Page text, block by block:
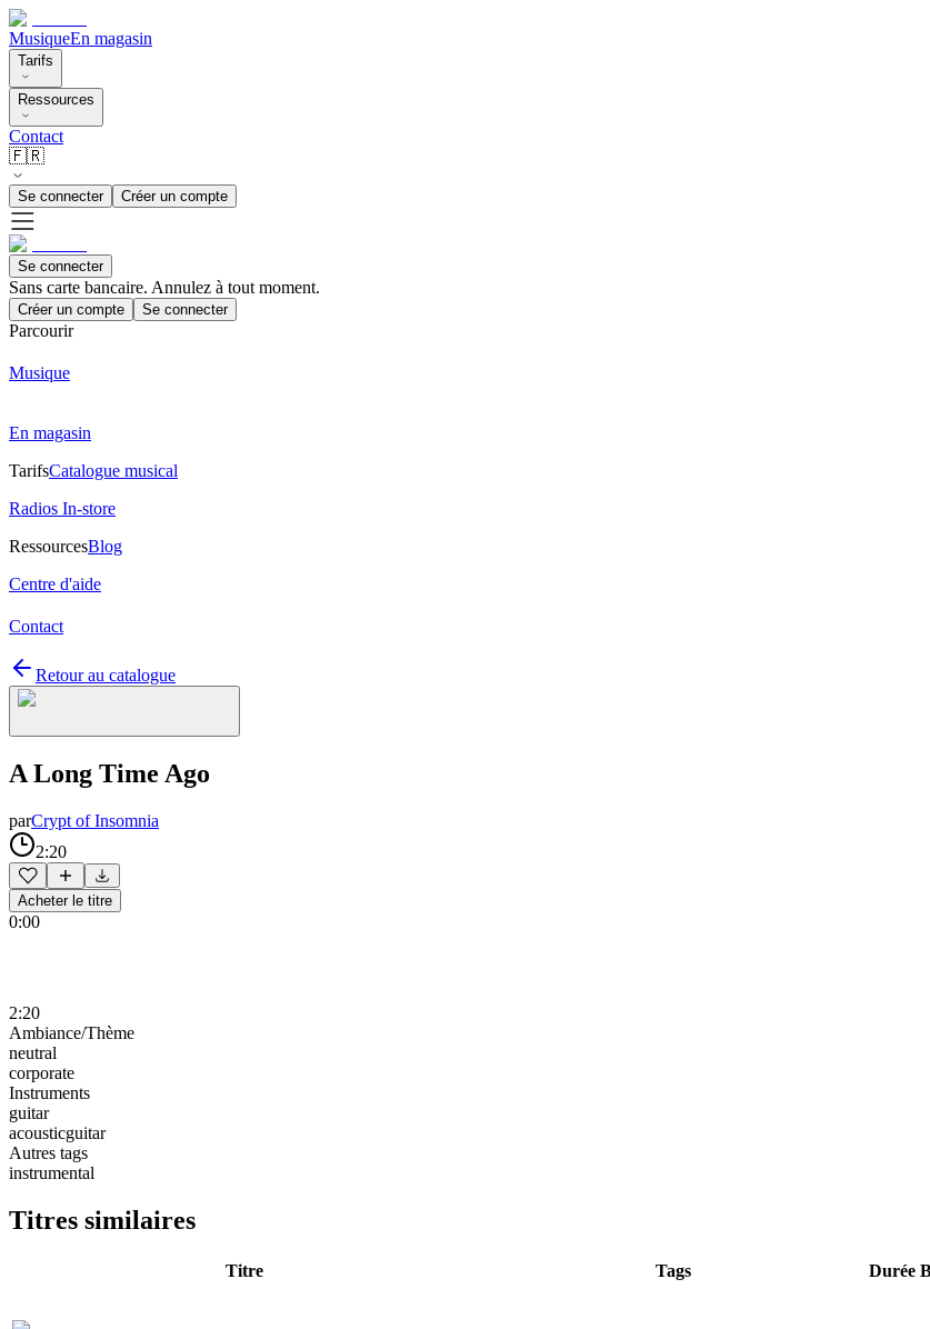
MusiqueEn magasin
Tarifs
Ressources
Contact
🇫🇷
Se connecter Créer un compte
Se connecter
Sans carte bancaire. Annulez à tout moment.
Créer un compte Se connecter
Parcourir
Musique
En magasin
TarifsCatalogue musical
Radios In-store
RessourcesBlog
Centre d'aide
Contact
Retour au catalogue
A Long Time Ago
parCrypt of Insomnia
2:20
Acheter le titre
0:00
2:20
Ambiance/Thème
neutral
corporate
Instruments
guitar
acousticguitar
Autres tags
instrumental
Titres similaires
Titre Tags Durée